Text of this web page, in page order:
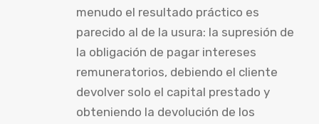
menudo el resultado práctico es
parecido al de la usura: la supresión de
la obligación de pagar intereses
remuneratorios, debiendo el cliente
devolver solo el capital prestado y
obteniendo la devolución de los